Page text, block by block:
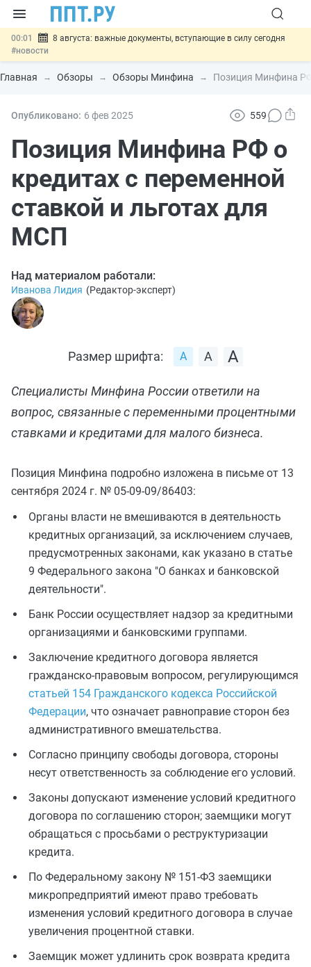
00:01
8 августа: важные документы, вступающие в силу сегодня
#новости
07.08 Подписан закон о блокировке продажи опасных товаров через
«Честный знак»#новости
07.08 Госпошлину за устранение ошибок в документах предлагают
07.08
Разработают единые критерии трудовых и ГПХ-
отношений #новости
Главная Обзоры Обзоры Минфина Позиция Минфина
Опубликовано: 6 фев2025 559
Позиция Минфина РФ о
кредитах с переменной
ставкой и льготах для
МСП
Над материалом работали:
Иванова Лидия (Редактор-эксперт)
Размер шрифта:
Специалисты Минфина России ответили на
вопрос, связанные с переменными процентными
ставками и кредитами для малого бизнеса.
Позиция Минфина подробно изложена в письме от 13
сентября 2024 г. № 05-09-09/86403:
Органы власти не вмешиваются в деятельность
кредитных организаций, за исключением случаев,
предусмотренных законами, как указано в статье
9 Федерального закона "О банках и банковской
деятельности".
Банк России осуществляет надзор за кредитными
организациями и банковскими группами.
Заключение кредитного договора является
гражданско-правовым вопросом, регулирующимся
статьей 154 Гражданского кодекса Российской
Федерации, что означает равноправие сторон без
административного вмешательства.
Согласно принципу свободы договора, стороны
несут ответственность за соблюдение его условий.
Законы допускают изменение условий кредитного
договора по соглашению сторон; заемщики могут
обращаться с просьбами о реструктуризации
кредита.
По Федеральному закону № 151-ФЗ заемщики
микропредприятий имеют право требовать
изменения условий кредитного договора в случае
увеличения процентной ставки.
Заемщик может удлинить срок возврата кредита